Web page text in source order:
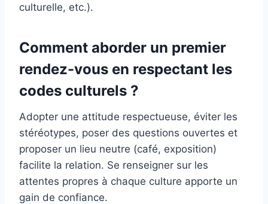
culturelle, etc.).
Comment aborder un premier
rendez-vous en respectant les
codes culturels ?
Adopter une attitude respectueuse, éviter les
stéréotypes, poser des questions ouvertes et
proposer un lieu neutre (café, exposition)
facilite la relation. Se renseigner sur les
attentes propres à chaque culture apporte un
gain de confiance.